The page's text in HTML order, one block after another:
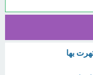
بها